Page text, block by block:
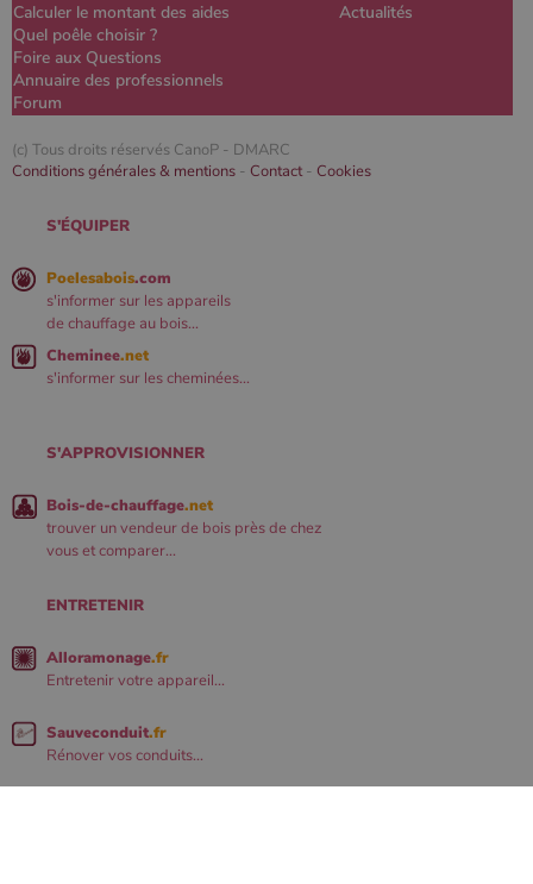
Calculer le montant des aides
Quel poêle choisir ?
Foire aux Questions
Annuaire des professionnels
Forum
Actualités
(c) Tous droits réservés CanoP - DMARC
Conditions générales & mentions - Contact- Cookies
S'ÉQUIPER
Poelesabois.com
s'informer sur les appareils
de chauffage au bois...
Cheminee.net
s'informer sur les cheminées...
S'APPROVISIONNER
Bois-de-chauffage.net
trouver un vendeur de bois près de chez
vous et comparer...
ENTRETENIR
Alloramonage.fr
Entretenir votre appareil...
Sauveconduit.fr
Rénover vos conduits...